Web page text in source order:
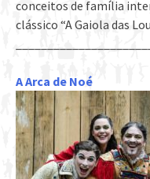
conceitos de família
clássico “A Gaiola das
A Arca de Noé